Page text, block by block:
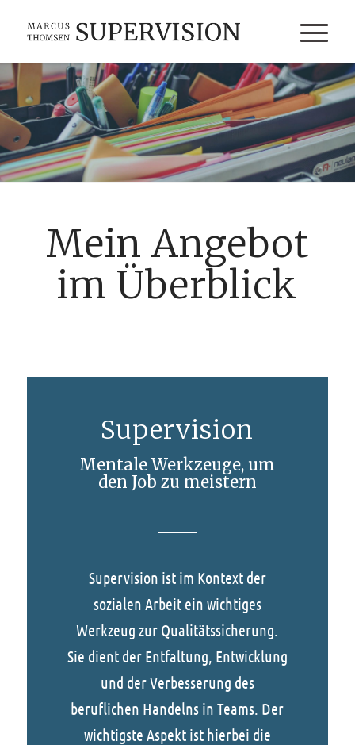
Mein Angebot
im Überblick
Supervision
Mentale Werkzeuge, um
den Job zu meistern
Supervision ist im Kontext der
sozialen Arbeit ein wichtiges
Werkzeug zur Qualitätssicherung.
Sie dient der Entfaltung, Entwicklung
und der Verbesserung des
beruflichen Handelns in Teams. Der
wichtigste Aspekt ist hierbei die